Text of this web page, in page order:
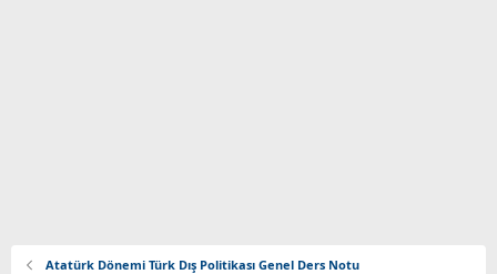
Atatürk Dönemi Türk Dış Politikası Genel Ders Notu